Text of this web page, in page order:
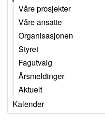
Våre prosjekter
Våre ansatte
Organisasjonen
Styret
Fagutvalg
Årsmeldinger
Aktuelt
Kalender